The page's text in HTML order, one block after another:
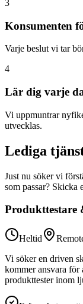
3
Konsumenten
Varje beslut vi tar
4
Lär dig varje
Vi uppmuntrar
utvecklas.
Lediga
Just nu söker vi
som passar? Skicka
Heltid
Vi söker en driven
kommer ansvara för
produkttester inom